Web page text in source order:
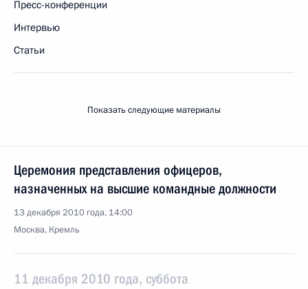
Пресс-конференции
Интервью
Статьи
Показать следующие материалы
Церемония представления офицеров,
назначенных на высшие командные должности
13 декабря 2010 года, 14:00
Москва, Кремль
11 декабря 2010 года, суббота